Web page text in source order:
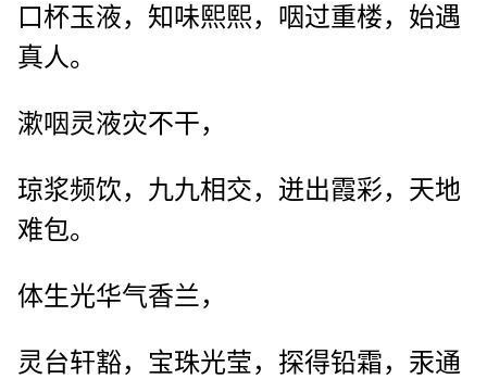
口杯玉液，知味熙熙，咽过重楼，始遇
真人。
漱咽灵液灾不干，
琼浆频饮，九九相交，迸出霞彩，天地
难包。
体生光华气香兰，
灵台轩豁，宝珠光莹，探得铅霜，汞通